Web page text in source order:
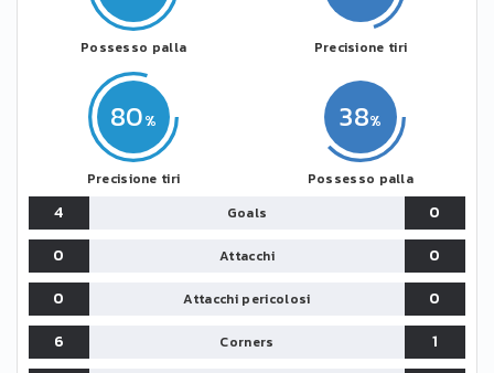
Possesso palla
80
Precisione tiri
38
Possesso palla
Precisione tiri
4 Goals
0
0
Attacchi
0
0
Attacchi pericolosi
0
6
Corners 1